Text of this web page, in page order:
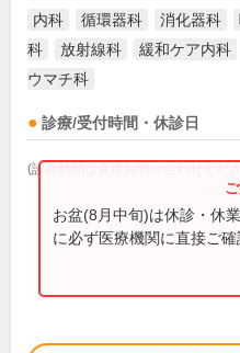
内科 循環器科 消化器科
科
放射線科 緩和ケア内科
ウマチ科
診療/受付時間・休診日
(診療時間は直接お問い合わせくださ
お盆(8月中旬)は休診・休
に必ず医療機関に直接ご確